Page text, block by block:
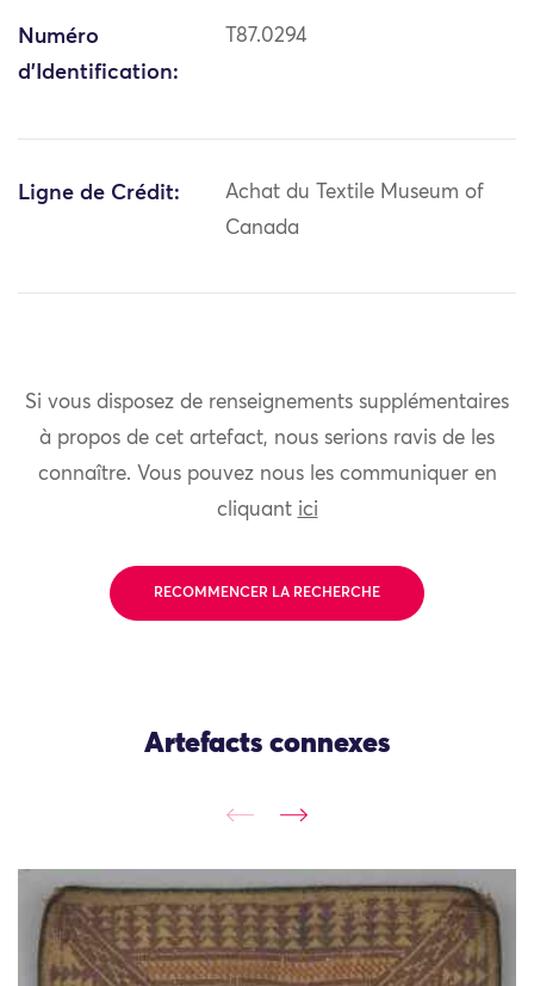
Numéro
d'Identification:
T87.0294
Ligne de Crédit:
Achat du Textile Museum of
Canada
Si vous disposez de renseignements supplémentaires
à propos de cet artefact, nous serions ravis de les
connaître. Vous pouvez nous les communiquer en
cliquant ici
RECOMMENCER LA RECHERCHE
Artefacts connexes